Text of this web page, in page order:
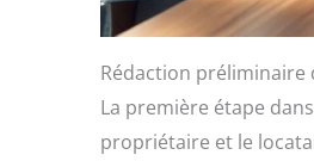
Rédaction préliminaire
La première étape
propriétaire et le